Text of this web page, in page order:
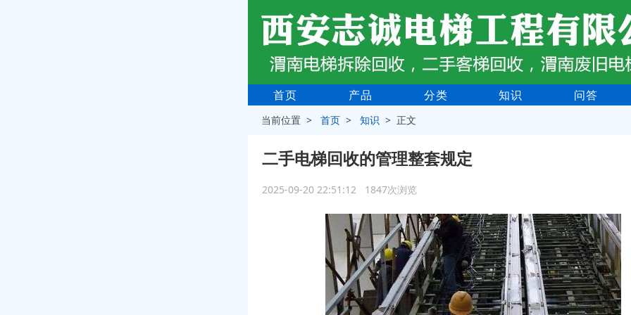
首页 产品 分类 知识 问答
当前位置 >首页 >知识 > 正文
二手电梯回收的管理整套规定
2025-09-20 22:51:12 1847次浏览